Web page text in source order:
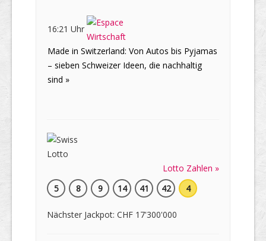
16:21 Uhr
Made in Switzerland: Von Autos bis Pyjamas
– sieben Schweizer Ideen, die nachhaltig
sind »
Lotto Zahlen »
5
8 9 14 41 42 4
Nächster Jackpot: CHF 17'300'000